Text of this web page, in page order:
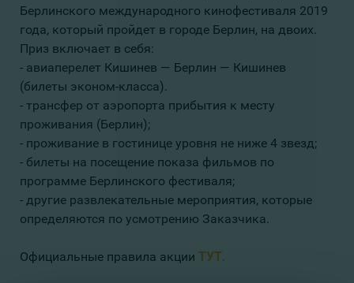
Берлинского международного кинофестиваля 2019
года, который пройдет в городе Берлин, на двоих.
Приз включает в себя:
- авиаперелет Кишинев — Берлин — Кишинев
(билеты эконом-класса).
- трансфер от аэропорта прибытия к месту
проживания (Берлин);
- проживание в гостинице уровня не ниже 4 звезд;
- билеты на посещение показа фильмов по
программе Берлинского фестиваля;
- другие развлекательные мероприятия, которые
определяются по усмотрению Заказчика.
Официальные правила акции ТУТ